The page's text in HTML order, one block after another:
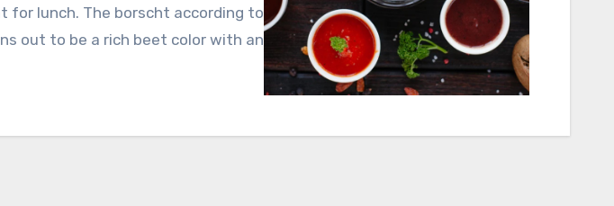
for lunch. The borscht according to
out to be a rich beet color with an…